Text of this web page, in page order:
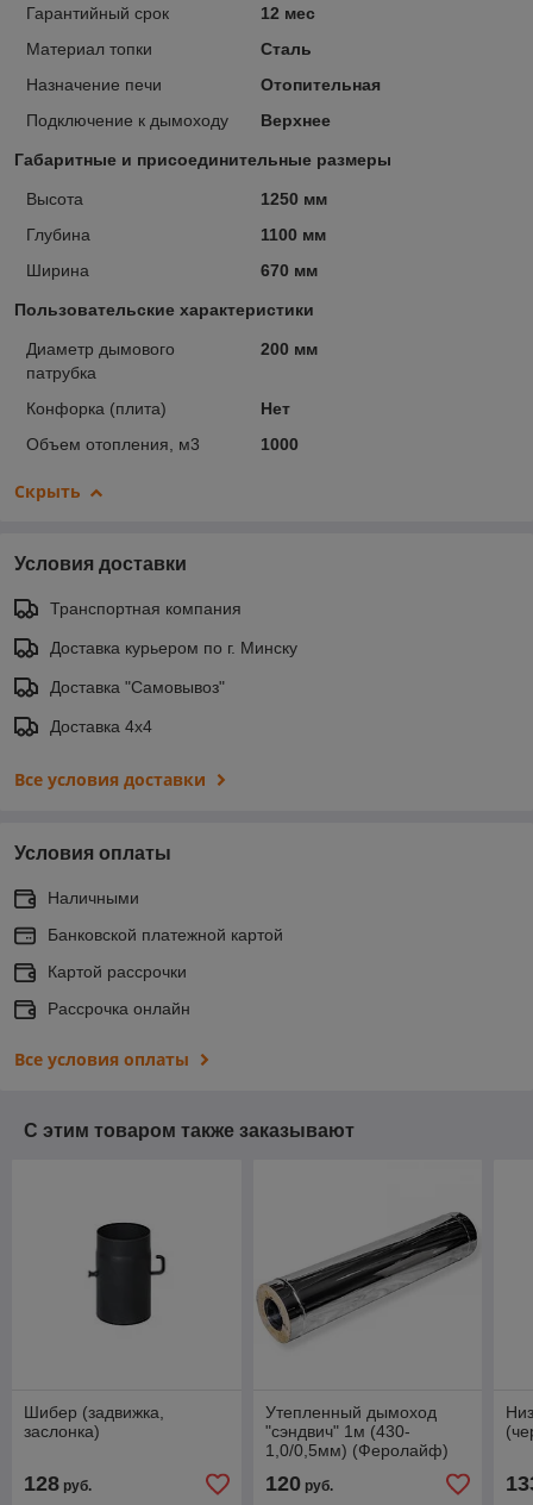
Гарантийный срок
12 мес
Материал топки
Сталь
Назначение печи
Отопительная
Подключение к дымоходу
Верхнее
Габаритные и присоединительные размеры
Высота
1250 мм
Глубина
1100 мм
Ширина
670 мм
Пользовательские характеристики
Диаметр дымового
патрубка
200 мм
Конфорка (плита)
Нет
Объем отопления, м3
1000
Скрыть
Условия доставки
Транспортная компания
Доставка курьером по г. Минску
Доставка "Самовывоз"
Доставка 4х4
Все условия доставки
Условия оплаты
Наличными
Банковской платежной картой
Картой рассрочки
Рассрочка онлайн
Все условия оплаты
С этим товаром также заказывают
Шибер (задвижка,
заслонка)
128 руб.
Утепленный дымоход
"сэндвич" 1м (430-
1,0/0,5мм) (Феролайф)
120руб.